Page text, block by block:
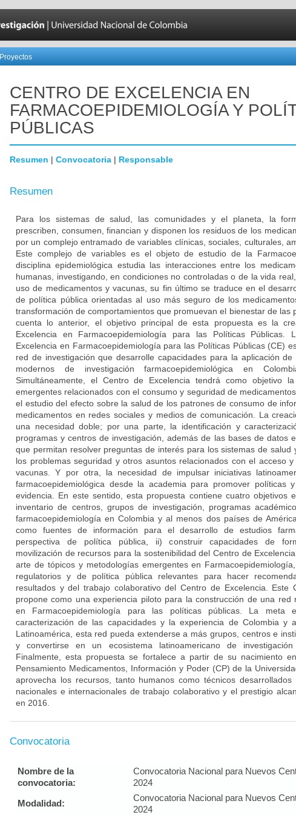
Proyectos
CENTRO DE EXCELENCIA EN
FARMACOEPIDEMIOLOGÍA Y
PÚBLICAS
Resumen | Convocatoria | Responsable
Resumen
Para los sistemas de salud, las comunidades y el planeta, la
prescriben, consumen, financian y disponen los residuos de los
por un complejo entramado de variables clínicas, sociales, culturales,
Este complejo de variables es el objeto de estudio de la
disciplina epidemiológica estudia las interacciones entre los
humanas, investigando, en condiciones no controladas o de la vida
uso de medicamentos y vacunas, su fin último se traduce en el
de política pública orientadas al uso más seguro de los
transformación de comportamientos que promuevan el bienestar de las
cuenta lo anterior, el objetivo principal de esta propuesta es la
Excelencia en Farmacoepidemiología para las Políticas
Excelencia en Farmacoepidemiología para las Políticas Públicas (CE)
red de investigación que desarrolle capacidades para la aplicación de
modernos de investigación farmacoepidemiológica en
Simultáneamente, el Centro de Excelencia tendrá como objetivo
emergentes relacionados con el consumo y seguridad de
el estudio del efecto sobre la salud de los patrones de consumo de
medicamentos en redes sociales y medios de comunicación. La
una necesidad doble; por una parte, la identificación y
programas y centros de investigación, además de las bases de datos
que permitan resolver preguntas de interés para los sistemas de salud
los problemas seguridad y otros asuntos relacionados con el acceso
vacunas. Y por otra, la necesidad de impulsar iniciativas
farmacoepidemiológica desde la academia para promover políticas
evidencia. En este sentido, esta propuesta contiene cuatro objetivos
inventario de centros, grupos de investigación, programas
farmacoepidemiología en Colombia y al menos dos países de
como fuentes de información para el desarrollo de estudios
perspectiva de política pública, ii) construir capacidades de
movilización de recursos para la sostenibilidad del Centro de
arte de tópicos y metodologías emergentes en
regulatorios y de política pública relevantes para hacer
resultados y del trabajo colaborativo del Centro de Excelencia. Este
propone como una experiencia piloto para la construcción de una red
en Farmacoepidemiología para las políticas públicas. La
caracterización de las capacidades y la experiencia de Colombia y
Latinoamérica, esta red pueda extenderse a más grupos, centros e
y convertirse en un ecosistema latinoamericano de investigación
Finalmente, esta propuesta se fortalece a partir de su nacimiento
Pensamiento Medicamentos, Información y Poder (CP) de la
aprovecha los recursos, tanto humanos como técnicos
nacionales e internacionales de trabajo colaborativo y el prestigio
en 2016.
Convocatoria
Nombre de la
convocatoria:
Convocatoria Nacional para Nuevos
2024
Modalidad:
Convocatoria Nacional para Nuevos
2024